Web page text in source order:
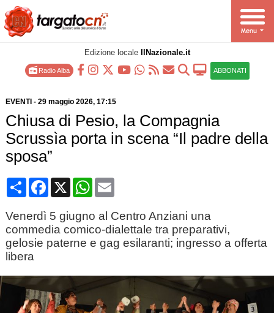
Edizione locale IlNazionale.it
Radio Alba ABBONATI
EVENTI - 29 maggio 2026, 17:15
Chiusa di Pesio, la Compagnia
Scrussìa porta in scena “Il padre della
sposa”
CondividiFacebook
X WhatsApp
Email
Venerdì 5 giugno al Centro Anziani una
commedia comico-dialettale tra preparativi,
gelosie paterne e gag esilaranti; ingresso a offerta
libera